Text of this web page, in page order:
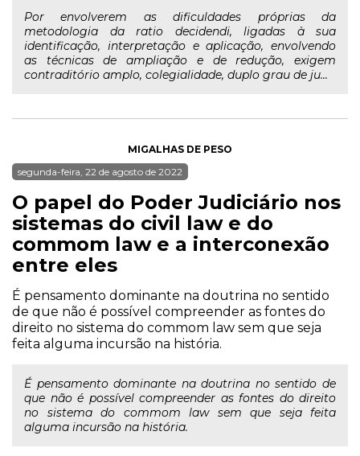
Por envolverem as dificuldades próprias da
metodologia da ratio decidendi, ligadas à sua
identificação, interpretação e aplicação, envolvendo
as técnicas de ampliação e de redução, exigem
contraditório amplo, colegialidade, duplo grau de ju...
MIGALHAS DE PESO
segunda-feira, 22 de agosto de 2022
O papel do Poder Judiciário nos
sistemas do civil law e do
commom law e a interconexão
entre eles
É pensamento dominante na doutrina no sentido
de que não é possível compreender as fontes do
direito no sistema do commom law sem que seja
feita alguma incursão na história.
É pensamento dominante na doutrina no sentido de
que não é possível compreender as fontes do direito
no sistema do commom law sem que seja feita
alguma incursão na história.